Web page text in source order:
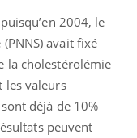
2004, le
avait fixé
la cholestérolémie
les valeurs
déjà de 10%
peuvent